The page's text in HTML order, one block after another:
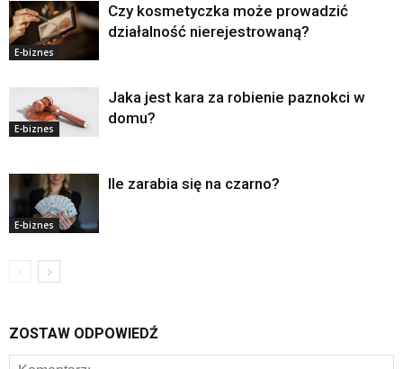
E-biznes
Czy kosmetyczka może prowadzić
działalność nierejestrowaną?
E-biznes
Jaka jest kara za robienie paznokci w
domu?
E-biznes
Ile zarabia się na czarno?
ZOSTAW ODPOWIEDŹ